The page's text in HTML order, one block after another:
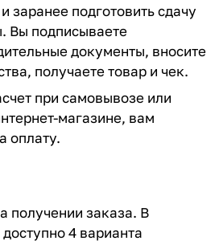
заранее подготовить сдачу
Вы подписываете
документы, вносите
получаете товар и чек.
при самовывозе или
магазине, вам
оплату.
получении заказа. В
4 варианта